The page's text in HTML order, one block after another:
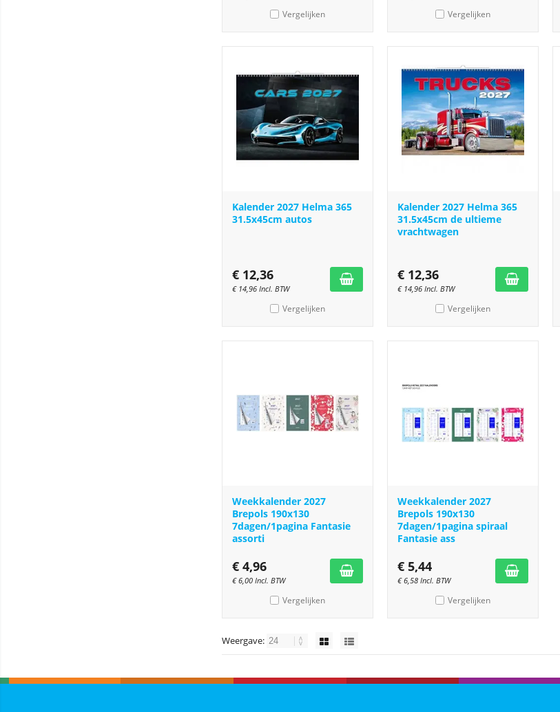
Vergelijken Vergelijken
Kalender 2027 Helma 365
31.5x45cm autos
€ 12,36
€ 14,96 Incl. BTW
Vergelijken
Kalender 2027 Helma 365
31.5x45cm de ultieme
vrachtwagen
€ 12,36
€ 14,96 Incl. BTW
Vergelijken
Weekkalender 2027
Brepols 190x130
7dagen/1pagina Fantasie
assorti
€ 4,96
€6,00 Incl. BTW
Vergelijken
Weekkalender 2027
Brepols 190x130
7dagen/1pagina spiraal
Fantasie ass
€ 5,44
€6,58 Incl. BTW
Vergelijken
Weergave: